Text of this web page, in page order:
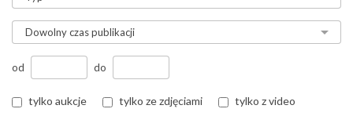
od do
tylko aukcje tylko ze zdjęciami tylko z video